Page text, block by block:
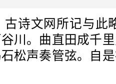
诗文网所记与此
川。曲直田成千
松声奏管弦。自